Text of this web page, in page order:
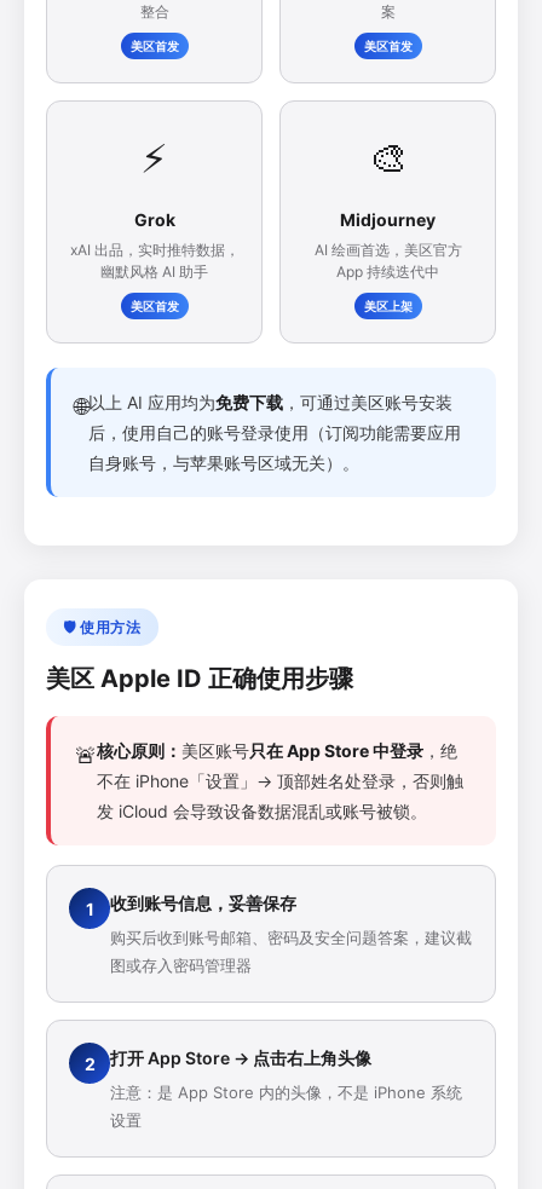
整合
美区首发
案
美区首发
⚡
Grok
xAI 出品，实时推特数据，
幽默风格 AI 助手
美区首发
🎨
Midjourney
AI 绘画首选，美区官方
App 持续迭代中
美区上架
🌐以上 AI 应用均为免费下载 ，可通过美区账号安装
后，使用自己的账号登录使用（订阅功能需要应用
自身账号，与苹果账号区域无关）。
🛡️ 使用方法
美区 Apple ID 正确使用步骤
🚨核心原则： 美区账号只在 App Store 中登录 ，绝
不在 iPhone「设置」→ 顶部姓名处登录，否则触
发 iCloud 会导致设备数据混乱或账号被锁。
收到账号信息，妥善保存
购买后收到账号邮箱、密码及安全问题答案，建议截
图或存入密码管理器
打开 App Store → 点击右上角头像
注意：是 App Store 内的头像，不是 iPhone 系统
设置